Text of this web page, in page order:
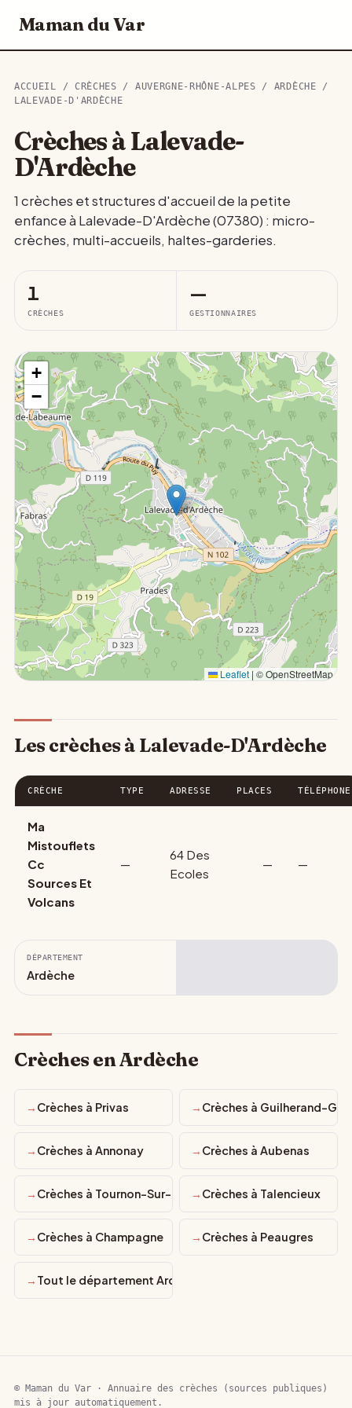
Maman du Var
ACCUEIL / CRÈCHES / AUVERGNE-RHÔNE-ALPES / ARDÈCHE /
LALEVADE-D'ARDÈCHE
Crèches à Lalevade-
D'Ardèche
1 crèches et structures d'accueil de la petite
enfance à Lalevade-D'Ardèche (07380) : micro-
crèches, multi-accueils, haltes-garderies.
1
CRÈCHES
—
GESTIONNAIRES
+
−
Leaflet | © OpenStreetMap
Les crèches à Lalevade-D'Ardèche
CRÈCHE TYPE ADRESSE PLACES TÉLÉPHONE
Ma
Mistouflets
Cc
Sources Et
Volcans
—
64 Des
Ecoles
— —
DÉPARTEMENT
Ardèche
Crèches en Ardèche
Crèches à Privas Crèches à Guilherand-
Crèches à Annonay Crèches à Aubenas
Crèches à Tournon-Sur-RhôneCrèches à Talencieux
Crèches à Champagne Crèches à Peaugres
Tout le département Ardèche
© Maman du Var · Annuaire des crèches (sources publiques)
mis à jour automatiquement.